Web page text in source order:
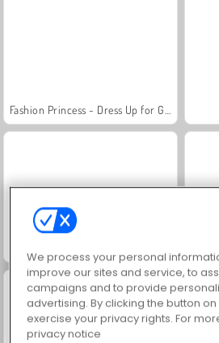
We process your personal
improve our sites and service, to
campaigns and to provide
advertising. By clicking the button
exercise your privacy rights. For
privacy notice